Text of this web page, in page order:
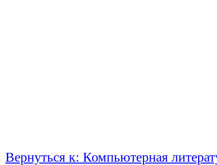
Вернуться к: Компьютерная